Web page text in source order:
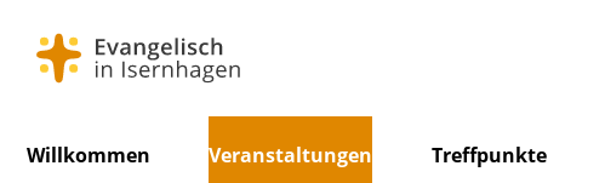
überspringen
Willkommen Veranstaltungen Treffpunkte